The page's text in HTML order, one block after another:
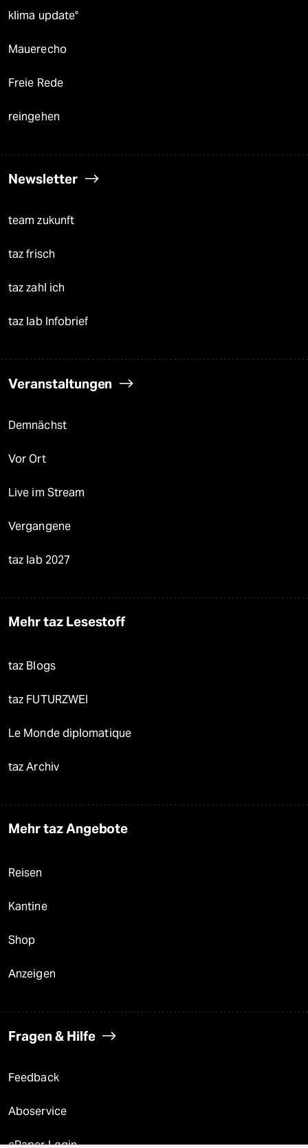
klima update°
Mauerecho
Freie Rede
reingehen
Newsletter
team zukunft
taz frisch
taz zahl ich
taz lab Infobrief
Veranstaltungen
Demnächst
Vor Ort
Live im Stream
Vergangene
taz lab 2027
Mehr taz Lesestoff
taz Blogs
taz FUTURZWEI
Le Monde diplomatique
taz Archiv
Mehr taz Angebote
Reisen
Kantine
Shop
Anzeigen
Fragen & Hilfe
Feedback
Aboservice
ePaper Login